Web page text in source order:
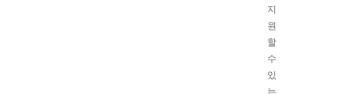
지
원
할
수
있
는